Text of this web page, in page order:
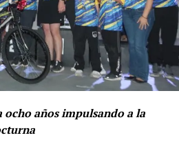
años impulsando a la